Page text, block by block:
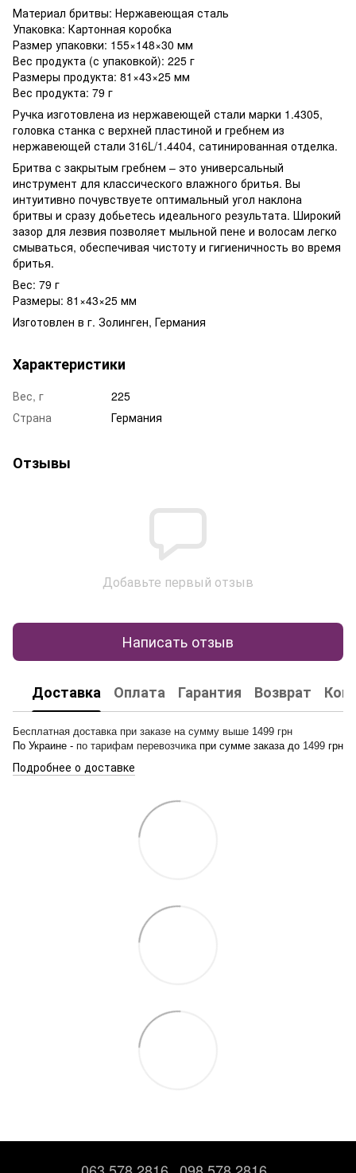
Материал бритвы: Нержавеющая сталь
Упаковка: Картонная коробка
Размер упаковки: 155×148×30 мм
Вес продукта (с упаковкой): 225 г
Размеры продукта: 81×43×25 мм
Вес продукта: 79 г
Ручка изготовлена ​​из нержавеющей стали марки 1.4305,
головка станка с верхней пластиной и гребнем из
нержавеющей стали 316L/1.4404, сатинированная отделка.
Бритва с закрытым гребнем – это универсальный
инструмент для классического влажного бритья. Вы
интуитивно почувствуете оптимальный угол наклона
бритвы и сразу добьетесь идеального результата. Широкий
зазор для лезвия позволяет мыльной пене и волосам легко
смываться, обеспечивая чистоту и гигиеничность во время
бритья.
Вес: 79 г
Размеры: 81×43×25 мм
Изготовлен в г. Золинген, Германия
Характеристики
Вес, г
225
Страна
Германия
Отзывы
Добавьте первый отзыв
Написать отзыв
Доставка Оплата Гарантия Возврат
Бесплатная доставка при заказе на сумму выше 1499 грн
По Украине - по тарифам перевозчика при сумме заказа до 1499 грн
Подробнее о доставке